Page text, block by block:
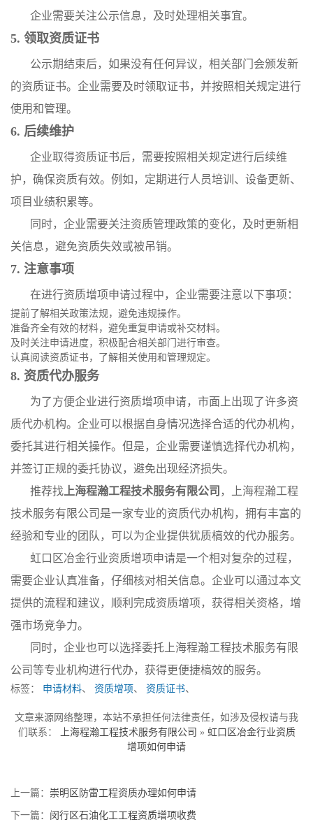
企业需要关注公示信息，及时处理相关事宜。
5. 领取资质证书
公示期结束后，如果没有任何异议，相关部门会颁发新
的资质证书。企业需要及时领取证书，并按照相关规定进行
使用和管理。
6. 后续维护
企业取得资质证书后，需要按照相关规定进行后续维
护，确保资质有效。例如，定期进行人员培训、设备更新、
项目业绩积累等。
同时，企业需要关注资质管理政策的变化，及时更新相
关信息，避免资质失效或被吊销。
7. 注意事项
在进行资质增项申请过程中，企业需要注意以下事项：
提前了解相关政策法规，避免违规操作。
准备齐全有效的材料，避免重复申请或补交材料。
及时关注申请进度，积极配合相关部门进行审查。
认真阅读资质证书，了解相关使用和管理规定。
8. 资质代办服务
为了方便企业进行资质增项申请，市面上出现了许多资
质代办机构。企业可以根据自身情况选择合适的代办机构，
委托其进行相关操作。但是，企业需要谨慎选择代办机构，
并签订正规的委托协议，避免出现经济损失。
推荐找 上海程瀚工程技术服务有限公司 ，上海程瀚工程
技术服务有限公司是一家专业的资质代办机构，拥有丰富的
经验和专业的团队，可以为企业提供犹质槁效的代办服务。
虹口区冶金行业资质增项申请是一个相对复杂的过程，
需要企业认真准备，仔细核对相关信息。企业可以通过本文
提供的流程和建议，顺利完成资质增项，获得相关资格，增
强市场竞争力。
同时，企业也可以选择委托上海程瀚工程技术服务有限
公司等专业机构进行代办，获得更便捷槁效的服务。
标签： 申请材料、 资质增项、 资质证书、
文章来源网络整理，本站不承担任何法律责任，如涉及侵权请与我
们联系：
上海程瀚工程技术服务有限公司 » 虹口区冶金行业资质
增项如何申请
上一篇： 崇明区防雷工程资质办理如何申请
下一篇： 闵行区石油化工工程资质增项收费